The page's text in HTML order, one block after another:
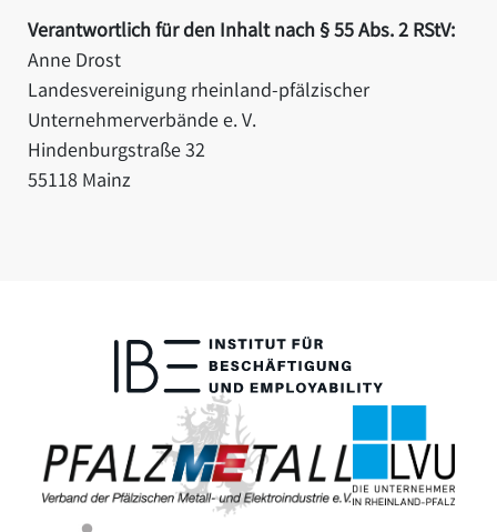
Verantwortlich für den Inhalt nach § 55 Abs. 2 RStV:
Anne Drost
Landesvereinigung rheinland-pfälzischer
Unternehmerverbände e. V.
Hindenburgstraße 32
55118 Mainz